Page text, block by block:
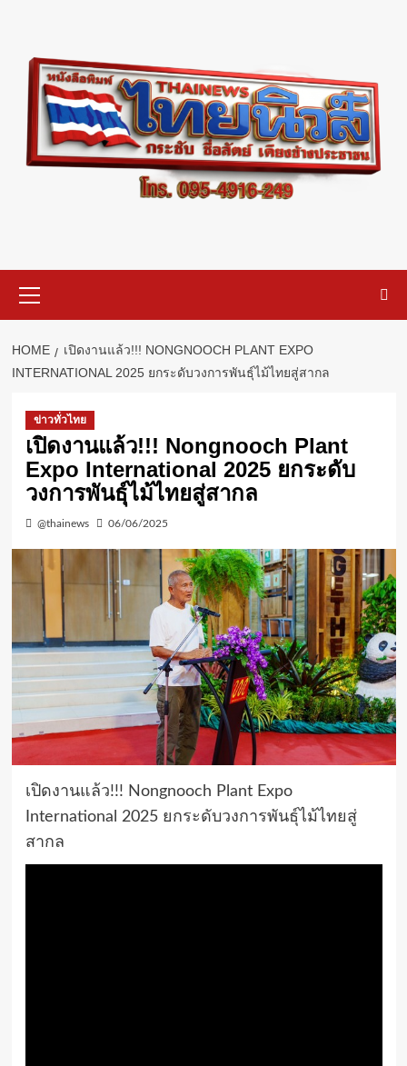
content
Menu
HOME
เปิดงานแล้ว!!! NONGNOOCH PLANT EXPO
INTERNATIONAL 2025 ยกระดับวงการพันธุ์ไม้ไทยสู่สากล
ข่าวทั่วไทย
เปิดงานแล้ว!!! Nongnooch Plant
Expo International 2025 ยกระดับ
วงการพันธุ์ไม้ไทยสู่สากล
@thainews 06/06/2025
เปิดงานแล้ว!!! Nongnooch Plant Expo
International 2025 ยกระดับวงการพันธุ์ไม้ไทยสู่
สากล